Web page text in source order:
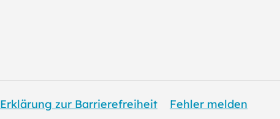
Erklärung zur Barrierefreiheit Fehler melden